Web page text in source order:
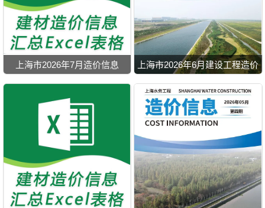
上海市2026年7月造价信息
上海市2026年6月建设工程造价
信息